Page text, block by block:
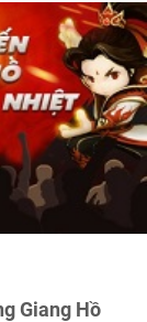
Giang Hồ